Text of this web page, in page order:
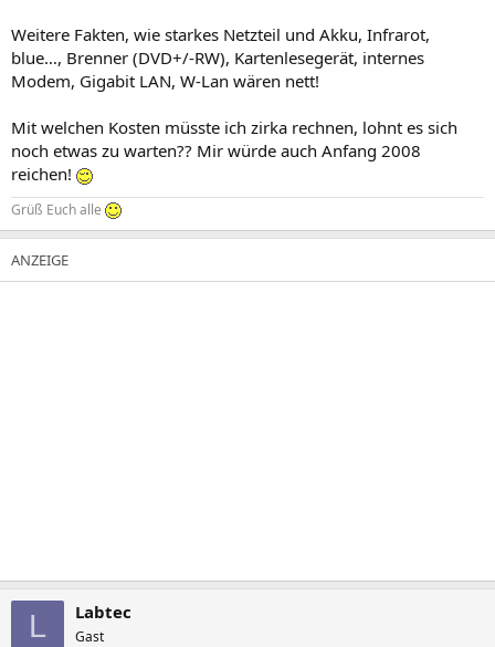
Weitere Fakten, wie starkes Netzteil und Akku, Infrarot,
blue…, Brenner (DVD+/-RW), Kartenlesegerät, internes
Modem, Gigabit LAN, W-Lan wären nett!
Mit welchen Kosten müsste ich zirka rechnen, lohnt es sich
noch etwas zu warten?? Mir würde auch Anfang 2008
reichen!
Grüß Euch alle
L Labtec
Gast